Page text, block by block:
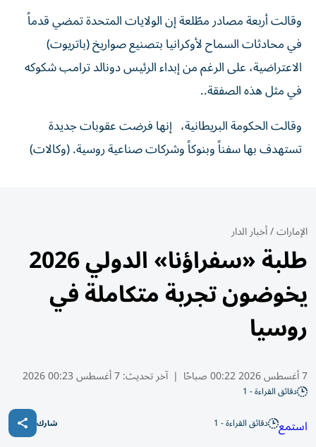
وقالت أربعة مصادر مطّلعة إن الولايات المتحدة تمضي قدماً
في محادثات السماح لأوكرانيا بتصنيع صواريخ (باتريوت)
الاعتراضية، على الرغم من إبداء الرئيس دونالد ترامب ‌شكوكه
في مثل هذه ‌الصفقة..
وقالت الحكومة البريطانية، إنها فرضت ‌عقوبات جديدة
تستهدف بها سفناً وبنوكاً ​وشركات صناعية روسية. (وكالات)
الإمارات/أخبار الدار
طلبة «سفراؤنا» الدولي 2026
يخوضون تجربة متكاملة في
روسيا
7 أغسطس 2026 00:22 صباحًا | آخر تحديث:7 أغسطس 00:23 2026
دقائق القراءة - 1
استمع دقائق القراءة - 1 شارك